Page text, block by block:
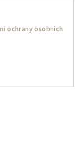
ochrany osobních